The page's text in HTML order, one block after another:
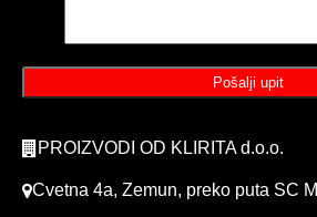
PROIZVODI OD KLIRITA d.o.o.
Cvetna 4a, Zemun, preko puta SC